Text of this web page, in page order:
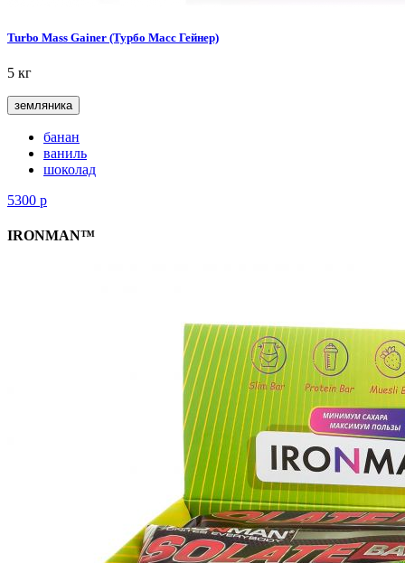
Turbo Mass Gainer (Турбо Масс Гейнер)
5 кг
земляника
банан
ваниль
шоколад
5300 р
IRONMAN™